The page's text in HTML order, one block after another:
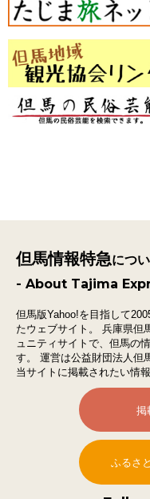
但馬情報特急につ
- About Tajima
但馬版Yahoo!を目指して
たウェブサイト。
兵庫県但
ュニティサイトで、 但馬の
す。
運営は公益財団法人但
当サイトに掲載されたい情
掲
ふるさ